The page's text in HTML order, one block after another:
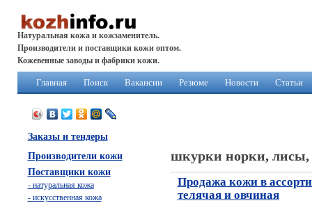
Натуральная кожа и кожзаменитель.
Производители и поставщики кожи оптом.
Кожевенные заводы и фабрики кожи.
Главная Поиск Вакансии Резюме Новости Статьи
шкурки норки, лисы,
Продажа кожи в
телячая и овчиная
Заказы и тендеры
Производители кожи
Поставщики кожи
- натуральная кожа
- искусственная кожа